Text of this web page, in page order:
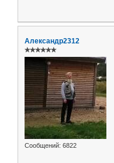
Александр2312
✯✯✯✯✯✯
Сообщений: 6822